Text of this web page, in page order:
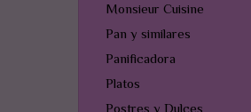
Monsieur Cuisine
Pan y similares
Panificadora
Platos
Postres y Dulces